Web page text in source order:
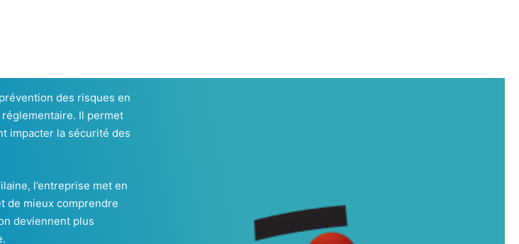
des risques en
Il permet
impacter la sécurité des
l’entreprise met en
de mieux comprendre
deviennent plus